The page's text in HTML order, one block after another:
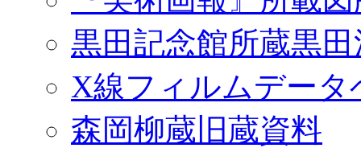
黒田記念館所蔵黒
X線フィルムデータ
森岡柳蔵旧蔵資料